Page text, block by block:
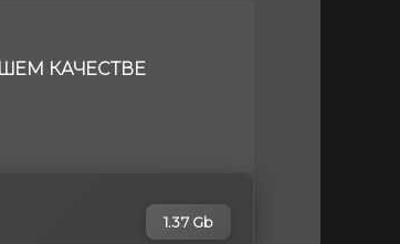
КАЧЕСТВЕ
1.37 Gb